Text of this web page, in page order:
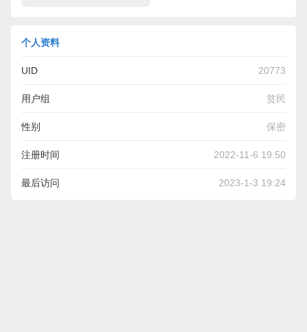
个人资料
UID 20773
用户组 贫民
性别 保密
注册时间 2022-11-6 19:50
最后访问 2023-1-3 19:24